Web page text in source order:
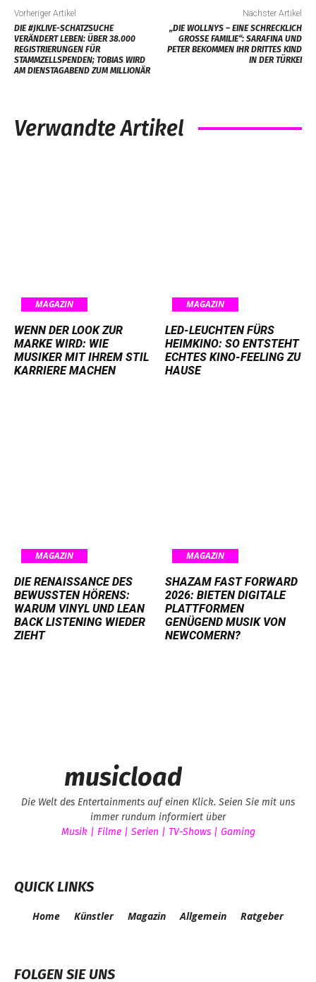
Vorheriger Artikel
DIE #JKLIVE-SCHATZSUCHE
VERÄNDERT LEBEN: ÜBER 38.000
REGISTRIERUNGEN FÜR
STAMMZELLSPENDEN; TOBIAS WIRD
AM DIENSTAGABEND ZUM MILLIONÄR
Nächster Artikel
„DIE WOLLNYS – EINE SCHRECKLICH
GROSSE FAMILIE“: SARAFINA UND P
ETER BEKOMMEN IHR DRITTES KIND I
N DER TÜRKEI
Verwandte Artikel
MAGAZIN
WENN DER LOOK ZUR
MARKE WIRD: WIE
MUSIKER MIT IHREM STIL
KARRIERE MACHEN
MAGAZIN
LED-LEUCHTEN FÜRS
HEIMKINO: SO ENTSTEHT
ECHTES KINO-FEELING ZU
HAUSE
MAGAZIN
DIE RENAISSANCE DES
BEWUSSTEN HÖRENS:
WARUM VINYL UND LEAN
BACK LISTENING WIEDER
ZIEHT
MAGAZIN
SHAZAM FAST FORWARD
2026: BIETEN DIGITALE
PLATTFORMEN
GENÜGEND MUSIK VON
NEWCOMERN?
musicload
Die Welt des Entertainments auf einen Klick. Seien Sie mit uns
immer rundum informiert über
Musik | Filme | Serien | TV-Shows | Gaming
QUICK LINKS
Home Künstler Magazin Allgemein Ratgeber
FOLGEN SIE UNS